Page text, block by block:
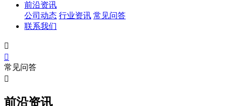
前沿资讯
公司动态 行业资讯 常见问答
联系我们


常见问答

前沿资讯